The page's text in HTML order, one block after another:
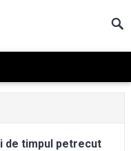
de timpul petrecut